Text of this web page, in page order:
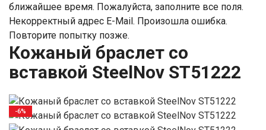
ближайшее время. Пожалуйста, заполните все поля.
Некорректный адрес E-Mail. Произошла ошибка.
Повторите попытку позже.
Кожаный браслет со
вставкой SteelNov ST51222
-6%